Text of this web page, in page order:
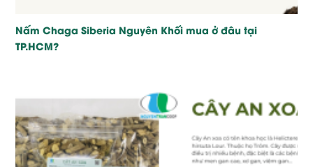
Nấm Chaga Siberia Nguyên Khối mua ở đâu tại
TP.HCM?